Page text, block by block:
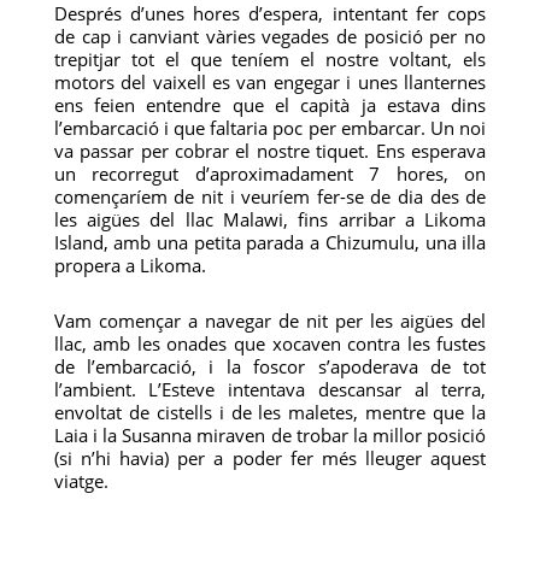
Després d’unes hores d’espera, intentant fer cops
de cap i canviant vàries vegades de posició per no
trepitjar tot el que teníem el nostre voltant, els
motors del vaixell es van engegar i unes llanternes
ens feien entendre que el capità ja estava dins
l’embarcació i que faltaria poc per embarcar. Un noi
va passar per cobrar el nostre tiquet. Ens esperava
un recorregut d’aproximadament 7 hores, on
començaríem de nit i veuríem fer-se de dia des de
les aigües del llac Malawi, fins arribar a Likoma
Island, amb una petita parada a Chizumulu, una illa
propera a Likoma.
Vam començar a navegar de nit per les aigües del
llac, amb les onades que xocaven contra les fustes
de l’embarcació, i la foscor s’apoderava de tot
l’ambient. L’Esteve intentava descansar al terra,
envoltat de cistells i de les maletes, mentre que la
Laia i la Susanna miraven de trobar la millor posició
(si n’hi havia) per a poder fer més lleuger aquest
viatge.